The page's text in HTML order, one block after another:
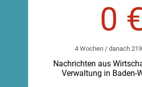
0 €
4 Wochen / danach
Nachrichten aus
Verwaltung in Baden-